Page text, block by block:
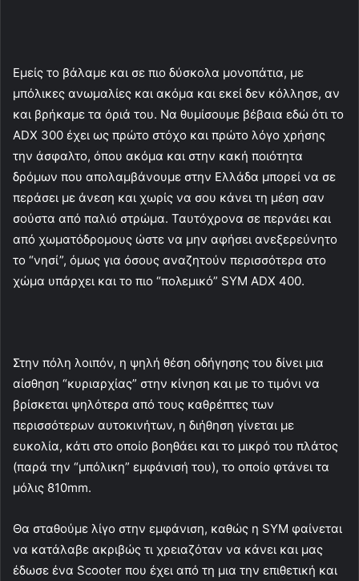
Εμείς το βάλαμε και σε πιο δύσκολα μονοπάτια, με
μπόλικες ανωμαλίες και ακόμα και εκεί δεν κόλλησε, αν
και βρήκαμε τα όριά του. Να θυμίσουμε βέβαια εδώ ότι το
ADX 300 έχει ως πρώτο στόχο και πρώτο λόγο χρήσης
την άσφαλτο, όπου ακόμα και στην κακή ποιότητα
δρόμων που απολαμβάνουμε στην Ελλάδα μπορεί να σε
περάσει με άνεση και χωρίς να σου κάνει τη μέση σαν
σούστα από παλιό στρώμα. Ταυτόχρονα σε περνάει και
από χωματόδρομους ώστε να μην αφήσει ανεξερεύνητο
το “νησί”, όμως για όσους αναζητούν περισσότερα στο
χώμα υπάρχει και το πιο “πολεμικό” SYM ADX 400.
Στην πόλη λοιπόν, η ψηλή θέση οδήγησης του δίνει μια
αίσθηση “κυριαρχίας” στην κίνηση και με το τιμόνι να
βρίσκεται ψηλότερα από τους καθρέπτες των
περισσότερων αυτοκινήτων, η διήθηση γίνεται με
ευκολία, κάτι στο οποίο βοηθάει και το μικρό του πλάτος
(παρά την “μπόλικη” εμφάνισή του), το οποίο φτάνει τα
μόλις 810mm.
Θα σταθούμε λίγο στην εμφάνιση, καθώς η SYM φαίνεται
να κατάλαβε ακριβώς τι χρειαζόταν να κάνει και μας
έδωσε ένα Scooter που έχει από τη μια την επιθετική και